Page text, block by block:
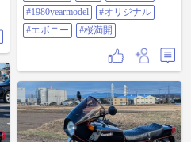
#1980yearmodel
#オリジナル
#エボニー
#桜満開